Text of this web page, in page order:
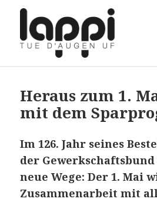
Heraus zum 1.
mit dem
Im 126. Jahr seines
der
neue Wege: Der 1. Mai
Zusammenarbeit mit